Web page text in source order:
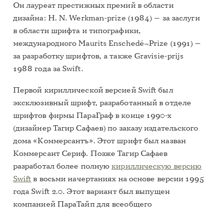
Он лауреат престижных премий в области
дизайна: H. N. Werkman-prize (1984) — за заслуги
в области шрифта и типографики,
международного Maurits Enschedé¬Prize (1991) —
за разработку шрифтов, а также Gravisie-prijs
1988 года за Swift.
Первой кириллической версией Swift был
эксклюзивный шрифт, разработанный в отделе
шрифтов фирмы ПараГраф в конце 1990-х
(дизайнер Тагир Сафаев) по заказу издательского
дома «Коммерсантъ». Этот шрифт был назван
Коммерсант Сериф. Позже Тагир Сафаев
разработал более полнуюкириллическую версию
Swift в восьми начертаниях на основе версии 1995
года Swift 2.0. Этот вариант был выпущен
компанией ПараТайп для всеобщего